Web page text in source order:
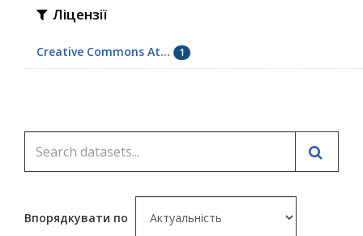
Ліцензії
Creative Commons At... 1
Впорядкувати по